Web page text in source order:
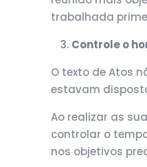
trabalhada
Controle o
O texto de Atos
estavam
Ao realizar as
controlar o
nos objetivos